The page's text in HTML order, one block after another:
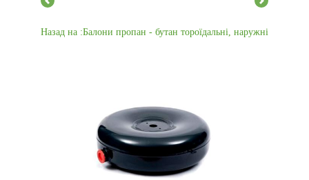
Назад на :Балони пропан - бутан тороїдальні, наружні